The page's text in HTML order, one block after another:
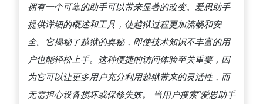
拥有一个可靠的助手可以带来显著的改变。爱思助手
提供详细的概述和工具，使越狱过程更加流畅和安
全。它揭秘了越狱的奥秘，即使技术知识不丰富的用
户也能轻松上手。这种便捷的访问体验至关重要，因
为它可以让更多用户充分利用越狱带来的灵活性，而
无需担心设备损坏或保修失效。 当用户搜索“爱思助手